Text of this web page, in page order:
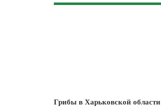
Грибы в Харьковской области